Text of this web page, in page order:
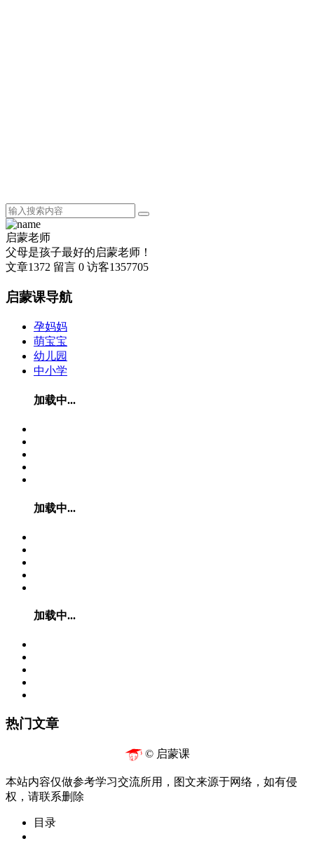
启蒙老师
父母是孩子最好的启蒙老师！
文章1372 留言 0 访客1357705
启蒙课导航
孕妈妈
萌宝宝
幼儿园
中小学
加载中...
加载中...
加载中...
热门文章
© 启蒙课
本站内容仅做参考学习交流所用，图文来源于网络，如有侵
权，请联系删除
目录